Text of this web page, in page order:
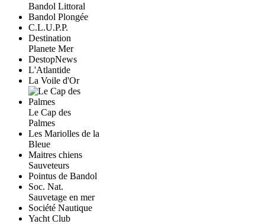
Bandol Littoral
Bandol Plongée
C.L.U.P.P.
Destination
Planete Mer
DestopNews
L'Atlantide
La Voile d'Or
Le Cap des
Palmes
Les Mariolles de la
Bleue
Maitres chiens
Sauveteurs
Pointus de Bandol
Soc. Nat.
Sauvetage en mer
Société Nautique
Yacht Club